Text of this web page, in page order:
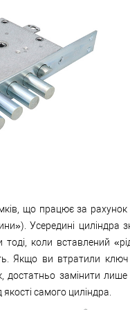
що працює за
Усередині циліндра
тоді, коли вставлений
Якщо ви втратили
достатньо замінити лише
самого циліндра.